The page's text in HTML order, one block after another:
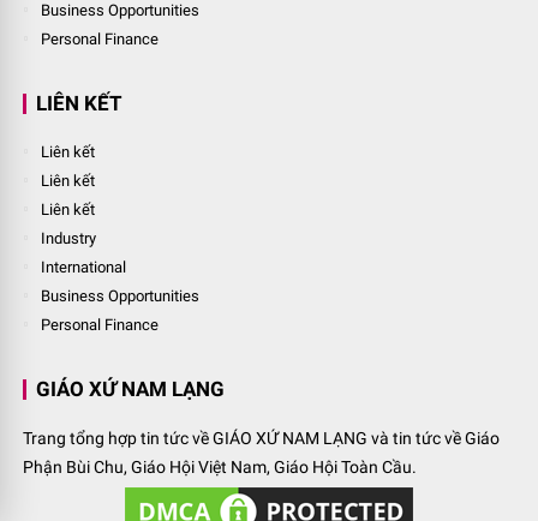
Business Opportunities
Personal Finance
LIÊN KẾT
Liên kết
Liên kết
Liên kết
Industry
International
Business Opportunities
Personal Finance
GIÁO XỨ NAM LẠNG
Trang tổng hợp tin tức về GIÁO XỨ NAM LẠNG và tin tức về Giáo
Phận Bùi Chu, Giáo Hội Việt Nam, Giáo Hội Toàn Cầu.